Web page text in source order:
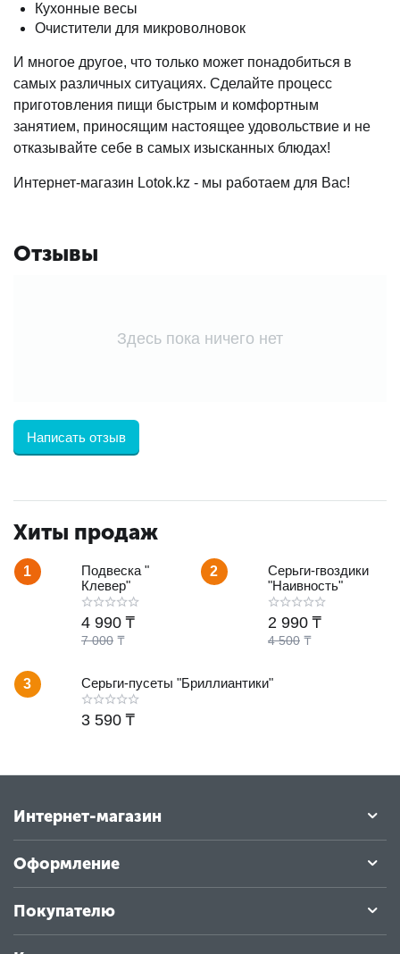
Кухонные весы
Очистители для микроволновок
И многое другое, что только может понадобиться в
самых различных ситуациях. Сделайте процесс
приготовления пищи быстрым и комфортным
занятием, приносящим настоящее удовольствие и не
отказывайте себе в самых изысканных блюдах!
Интернет-магазин Lotok.kz - мы работаем для Вас!
Отзывы
Здесь пока ничего нет
Написать отзыв
Хиты продаж
1
Подвеска "
Клевер"
7 000 ₸
4 990 ₸
2
Серьги-гвоздики
"Наивность"
4 500 ₸
2 990 ₸
3 Серьги-пусеты "Бриллиантики"
3 590 ₸
Интернет-магазин
Оформление
Покупателю